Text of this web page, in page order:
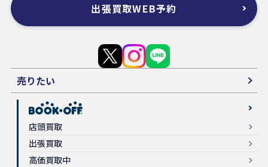
出張買取WEB予約
売りたい
店頭買取
出張買取
高価買取中